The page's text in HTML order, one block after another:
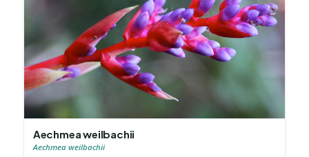
Aechmea weilbachii
Aechmea weilbachii